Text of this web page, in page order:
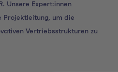
Unsere Expert:innen
Projektleitung, um die
Vertriebsstrukturen zu